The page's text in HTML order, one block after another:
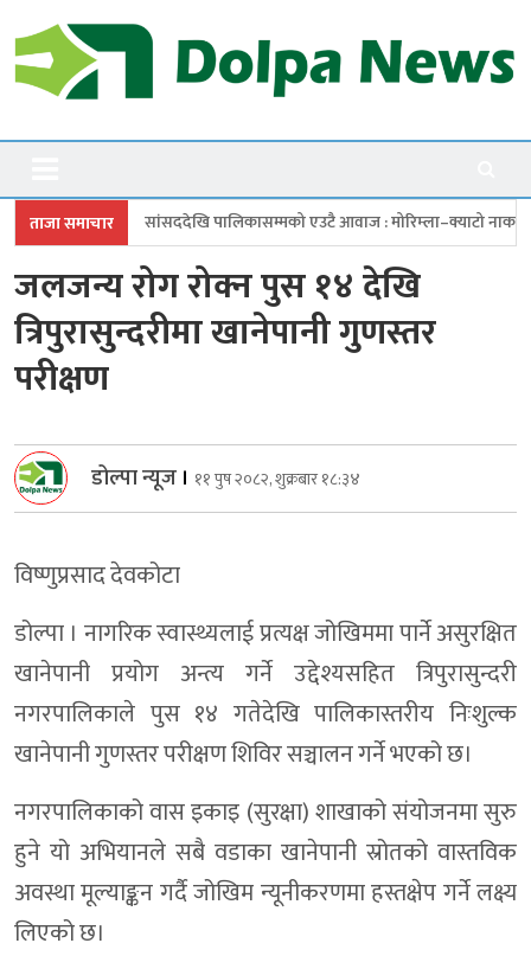
to
content
Dolpanews
ताजा समाचार
पालिकासम्मको एउटै आवाज : मोरिम्ला–क्याटो नाका तत्काल खोल चारबुँदे
जलजन्य रोग रोक्न पुस १४ देखि
त्रिपुरासुन्दरीमा खानेपानी गुणस्तर
परीक्षण
डोल्पा न्यूज । ११ पुष २०८२, शुक्रबार १८:३४
विष्णुप्रसाद देवकोटा
डोल्पा । नागरिक स्वास्थ्यलाई प्रत्यक्ष जोखिममा पार्ने असुरक्षित
खानेपानी प्रयोग अन्त्य गर्ने उद्देश्यसहित त्रिपुरासुन्दरी
नगरपालिकाले पुस १४ गतेदेखि पालिकास्तरीय निःशुल्क
खानेपानी गुणस्तर परीक्षण शिविर सञ्चालन गर्ने भएको छ।
नगरपालिकाको वास इकाइ (सुरक्षा) शाखाको संयोजनमा सुरु
हुने यो अभियानले सबै वडाका खानेपानी स्रोतको वास्तविक
अवस्था मूल्याङ्कन गर्दै जोखिम न्यूनीकरणमा हस्तक्षेप गर्ने लक्ष्य
लिएको छ।